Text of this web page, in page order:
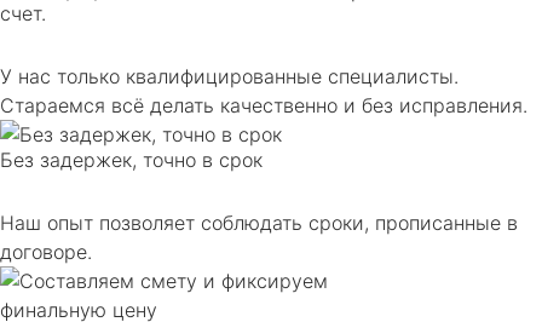
счет.
У нас только квалифицированные специалисты.
Стараемся всё делать качественно и без исправления.
Без задержек, точно в срок
Наш опыт позволяет соблюдать сроки, прописанные в
договоре.